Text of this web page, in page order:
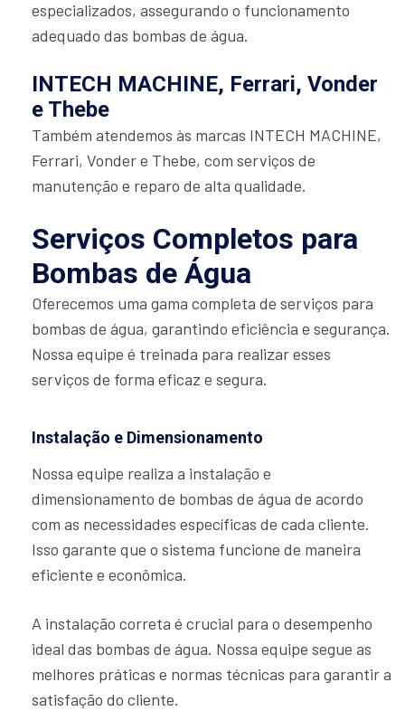
especializados, assegurando o funcionamento
adequado das bombas de água.
INTECH MACHINE, Ferrari, Vonder
e Thebe
Também atendemos às marcas INTECH MACHINE,
Ferrari, Vonder e Thebe, com serviços de
manutenção e reparo de alta qualidade.
Serviços Completos para
Bombas de Água
Oferecemos uma gama completa de serviços para
bombas de água, garantindo eficiência e segurança.
Nossa equipe é treinada para realizar esses
serviços de forma eficaz e segura.
Instalação e Dimensionamento
Nossa equipe realiza a instalação e
dimensionamento de bombas de água de acordo
com as necessidades específicas de cada cliente.
Isso garante que o sistema funcione de maneira
eficiente e econômica.
A instalação correta é crucial para o desempenho
ideal das bombas de água. Nossa equipe segue as
melhores práticas e normas técnicas para garantir a
satisfação do cliente.